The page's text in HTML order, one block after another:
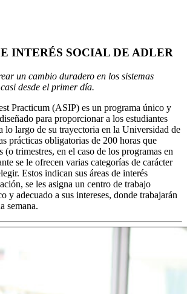
INTERÉS SOCIAL DE ADLER
un cambio duradero en los sistemas
desde el primer día.
Practicum (ASIP) es un programa único y
para proporcionar a los estudiantes
lo largo de su trayectoria en la Universidad de
prácticas obligatorias de 200 horas que
(o trimestres, en el caso de los programas en
se le ofrecen varias categorías de carácter
Estos indican sus áreas de interés
se les asigna un centro de trabajo
y adecuado a sus intereses, donde trabajarán
semana.